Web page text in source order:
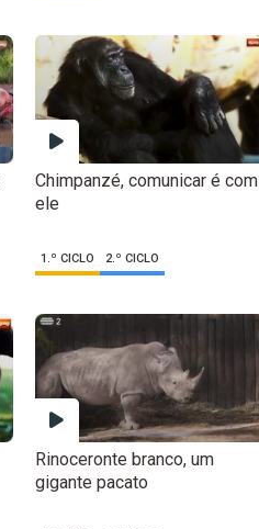
Chimpanzé, comunicar é com
ele
1.º CICLO 2.º CICLO
Rinoceronte branco, um
gigante pacato